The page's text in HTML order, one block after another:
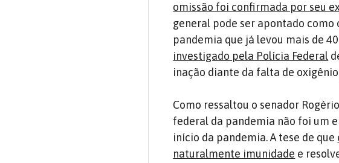
omissão foi confirmada por seu
general pode ser apontado
pandemia que já levou mais de
investigado pela Polícia Federal
inação diante da falta de
Como ressaltou o senador
federal da pandemia não foi um
início da pandemia. A tese de que
naturalmente imunidade e